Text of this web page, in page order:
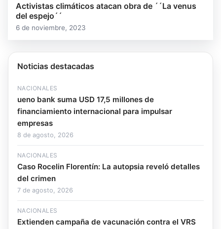
Activistas climáticos atacan obra de ´´La venus
del espejo´´
6 de noviembre, 2023
Noticias destacadas
NACIONALES
ueno bank suma USD 17,5 millones de
financiamiento internacional para impulsar
empresas
8 de agosto, 2026
NACIONALES
Caso Rocelin Florentín: La autopsia reveló detalles
del crimen
7 de agosto, 2026
NACIONALES
Extienden campaña de vacunación contra el VRS